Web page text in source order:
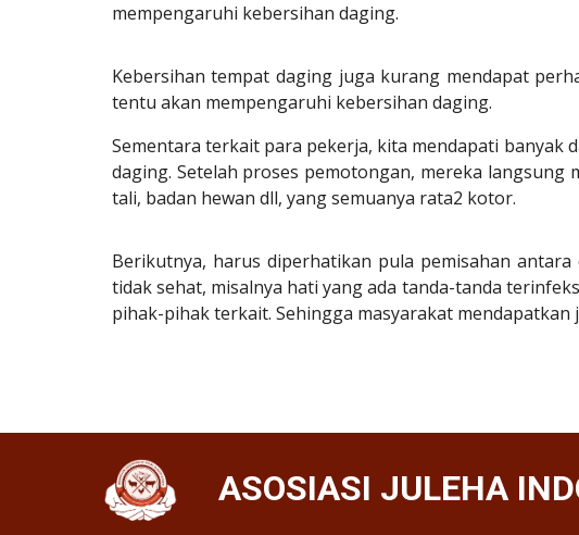
mempengaruhi kebersihan daging.
Kebersihan tempat daging juga kurang mendapat
tentu akan mempengaruhi kebersihan daging.
Sementara terkait para pekerja, kita mendapati banyak
daging. Setelah proses pemotongan, mereka langsung
tali, badan hewan dll, yang semuanya rata2 kotor.
Berikutnya, harus diperhatikan pula pemisahan
tidak sehat, misalnya hati yang ada tanda-tanda
pihak-pihak terkait. Sehingga masyarakat
ASOSIASI JULEHA